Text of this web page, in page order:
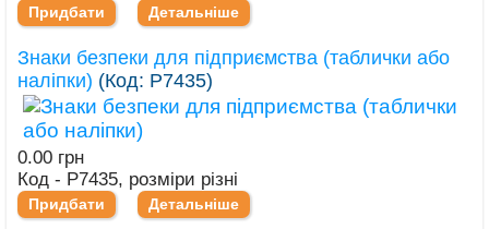
Придбати Детальніше
Знаки безпеки для підприємства (таблички або
наліпки) (Код: Р7435)
0.00 грн
Код - Р7435, розміри різні
Придбати Детальніше